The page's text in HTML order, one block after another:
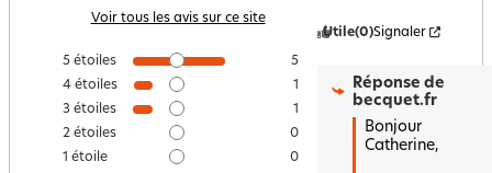
Voir tous les avis sur ce site
5 étoiles
5
4 étoiles
1
3 étoiles
1
2 étoiles
0
1 étoile 0
Utile(0)Signaler
Réponse de
becquet.fr
Bonjour
Catherine,